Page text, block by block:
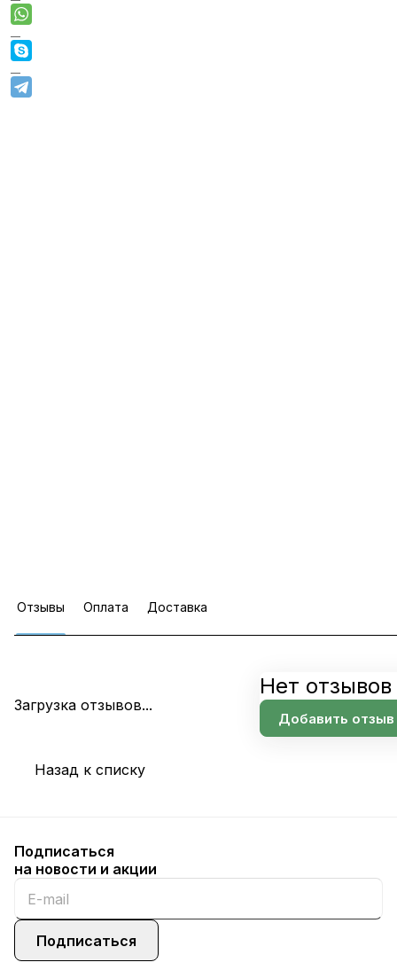
Отзывы Оплата Доставка
Загрузка отзывов...
Нет отзывов
Добавить отзыв
Назад к списку
Подписаться
на новости и акции
Подписаться